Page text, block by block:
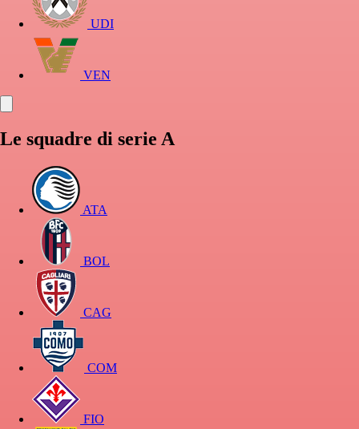
UDI
VEN
Le squadre di serie A
ATA
BOL
CAG
COM
FIO